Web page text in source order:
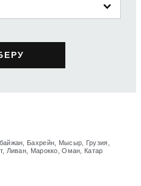
Бахрейн, Мысыр, Грузия,
Ливан, Марокко, Оман, Катар